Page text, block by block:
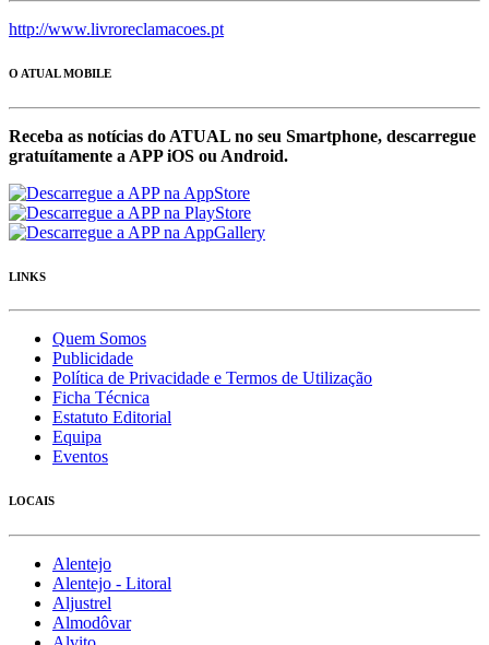
http://www.livroreclamacoes.pt
O ATUAL MOBILE
Receba as notícias do ATUAL no seu Smartphone, descarregue
gratuítamente a APP iOS ou Android.
LINKS
Quem Somos
Publicidade
Política de Privacidade e Termos de Utilização
Ficha Técnica
Estatuto Editorial
Equipa
Eventos
LOCAIS
Alentejo
Alentejo - Litoral
Aljustrel
Almodôvar